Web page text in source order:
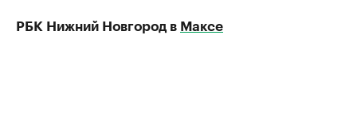
РБК Нижний Новгород в Максе